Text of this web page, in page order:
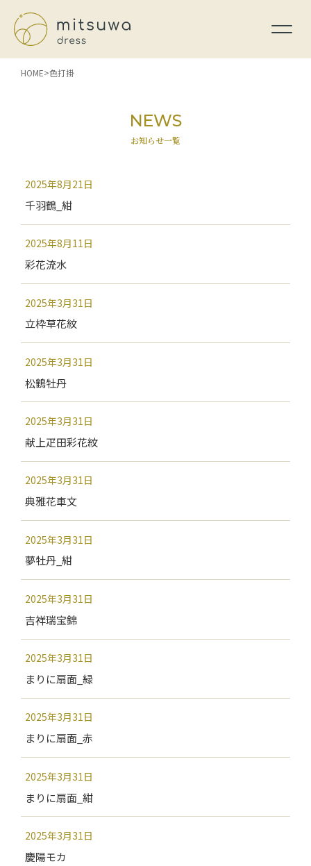
HOME 色打掛
NEWS
お知らせ一覧
2025年8月21日
千羽鶴_紺
2025年8月11日
彩花流水
2025年3月31日
立枠草花紋
2025年3月31日
松鶴牡丹
2025年3月31日
献上疋田彩花紋
2025年3月31日
典雅花車文
2025年3月31日
夢牡丹_紺
2025年3月31日
吉祥瑞宝錦
2025年3月31日
まりに扇面_緑
2025年3月31日
まりに扇面_赤
2025年3月31日
まりに扇面_紺
2025年3月31日
慶陽モカ